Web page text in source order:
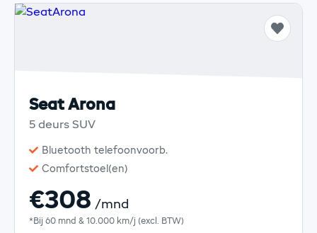
Seat Arona
5 deurs SUV
Bluetooth telefoonvoorb.
Comfortstoel(en)
€308 /mnd
*Bij 60 mnd & 10.000 km/j (excl. BTW)